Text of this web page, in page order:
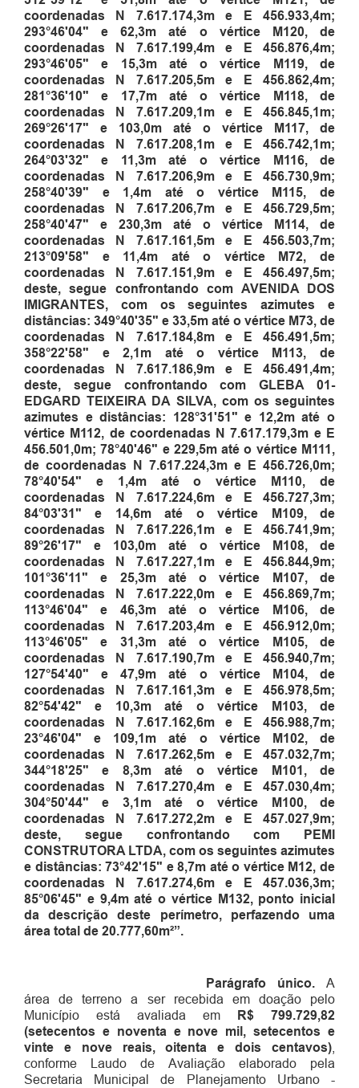
coordenadas N 7.617.174,3m e E 456.933,4m;
293°46'04" e 62,3m até o vértice M120, de
coordenadas N 7.617.199,4m e E 456.876,4m;
293°46'05" e 15,3m até o vértice M119, de
coordenadas N 7.617.205,5m e E 456.862,4m;
281°36'10" e 17,7m até o vértice M118, de
coordenadas N 7.617.209,1m e E 456.845,1m;
269°26'17" e 103,0m até o vértice M117, de
coordenadas N 7.617.208,1m e E 456.742,1m;
264°03'32" e 11,3m até o vértice M116, de
coordenadas N 7.617.206,9m e E 456.730,9m;
258°40'39" e 1,4m até o vértice M115, de
coordenadas N 7.617.206,7m e E 456.729,5m;
258°40'47" e 230,3m até o vértice M114, de
coordenadas N 7.617.161,5m e E 456.503,7m;
213°09'58" e 11,4m até o vértice M72, de
coordenadas N 7.617.151,9m e E 456.497,5m;
deste, segue confrontando com AVENIDA DOS
IMIGRANTES, com os seguintes azimutes e
distâncias: 349°40'35" e 33,5m até o vértice M73, de
coordenadas N 7.617.184,8m e E 456.491,5m;
358°22'58" e 2,1m até o vértice M113, de
coordenadas N 7.617.186,9m e E 456.491,4m;
deste, segue confrontando com GLEBA 01-
EDGARD TEIXEIRA DA SILVA, com os seguintes
azimutes e distâncias: 128°31'51" e 12,2m até o
vértice M112, de coordenadas N 7.617.179,3m e E
456.501,0m;78°40'46" e 229,5m até o vértice M111,
de coordenadas
N 7.617.224,3m e E 456.726,0m;
78°40'54" e 1,4m até o vértice M110, de
coordenadas N 7.617.224,6m e E 456.727,3m;
84°03'31" e 14,6m até o vértice M109, de
coordenadas N 7.617.226,1m e E 456.741,9m;
89°26'17" e 103,0m até o vértice M108, de
coordenadas N 7.617.227,1m e E 456.844,9m;
101°36'11" e 25,3m até o vértice M107, de
coordenadas N 7.617.222,0m e E 456.869,7m;
113°46'04" e 46,3m até o vértice M106, de
coordenadas N 7.617.203,4m e E 456.912,0m;
113°46'05" e 31,3m até o vértice M105, de
coordenadas N 7.617.190,7m e E 456.940,7m;
127°54'40" e 47,9m até o vértice M104, de
coordenadas N 7.617.161,3m e E 456.978,5m;
82°54'42" e 10,3m até o vértice M103, de
coordenadas N 7.617.162,6m e E 456.988,7m;
23°46'04" e 109,1m até o vértice M102, de
coordenadas N 7.617.262,5m e E 457.032,7m;
344°18'25" e 8,3m até o vértice M101, de
coordenadas N 7.617.270,4m e E 457.030,4m;
304°50'44" e 3,1m até o vértice M100, de
coordenadas N 7.617.272,2m e E 457.027,9m;
deste, segue confrontando com PEMI
CONSTRUTORA LTDA, com os seguintes azimutes
e distâncias: 73°42'15" e 8,7m até o vértice M12, de
coordenadas N 7.617.274,6m e E 457.036,3m;
85°06'45" e 9,4m até o vértice M132, ponto inicial
da descrição deste perímetro, perfazendo uma
área total de 20.777,60m²”.
Parágrafo único. A
área de terreno a ser recebida em doação pelo
Município está avaliada em
R$ 799.729,82
(setecentos e noventa e nove mil, setecentos e
vinte e nove reais, oitenta e dois centavos)
conforme Laudo de Avaliação elaborado pela
Secretaria Municipal de Planejamento Urbano -